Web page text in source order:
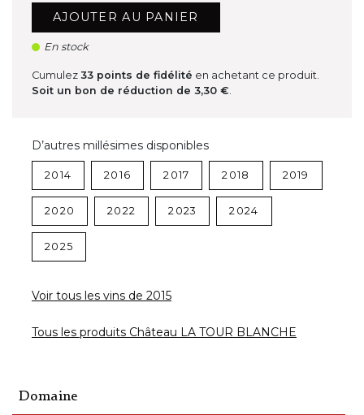
AJOUTER AU PANIER
En stock
Cumulez 33 points de fidélité en achetant ce produit.
Soit un bon de réduction de 3,30 €.
D’autres millésimes disponibles
2014 2016 2017 2018 2019
2020 2022 2023 2024
2025
Voir tous les vins de 2015
Tous les produits Château LA TOUR BLANCHE
Domaine